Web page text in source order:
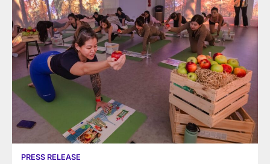
PRESS RELEASE